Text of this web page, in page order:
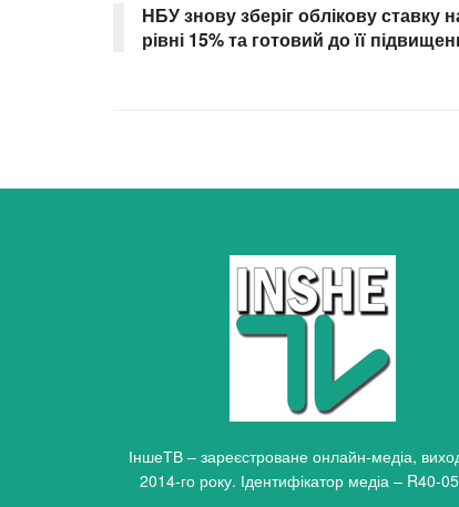
НБУ знову зберіг облікову ставку
рівні 15% та готовий до її
ІншеТВ – зареєстроване онлайн-медіа,
2014-го року. Ідентифікатор медіа – R40-